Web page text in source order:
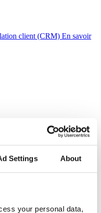
Settings About
your personal data,
client (CRM) En savoir